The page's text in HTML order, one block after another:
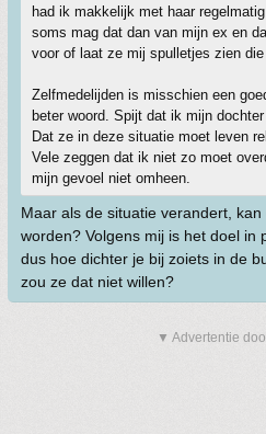
had ik makkelijk met haar
soms mag dat dan van mijn ex en
voor of laat ze mij spulletjes zien
Zelfmedelijden is misschien een
beter woord. Spijt dat ik mijn
Dat ze in deze situatie moet leven
Vele zeggen dat ik niet zo moet
mijn gevoel niet omheen.
Maar als de situatie verandert,
worden? Volgens mij is het doel in
dus hoe dichter je bij zoiets in de
zou ze dat niet willen?
▼ Advertentie